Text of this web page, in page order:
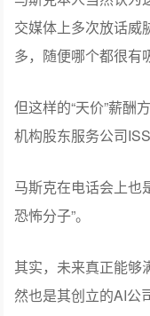
票，届时按预想市值
处，马斯克要全部拿
迹。
马斯克本人当然认为
交媒体上多次放话威
但这样的“天价”薪酬